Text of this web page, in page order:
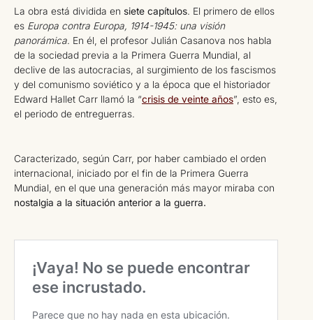
La obra está dividida en siete capítulos. El primero de ellos
es Europa contra Europa, 1914-1945: una visión
panorámica. En él, el profesor Julián Casanova nos habla
de la sociedad previa a la Primera Guerra Mundial, al
declive de las autocracias, al surgimiento de los fascismos
y del comunismo soviético y a la época que el historiador
Edward Hallet Carr llamó la “crisis de veinte años”, esto es,
el periodo de entreguerras.
Caracterizado, según Carr, por haber cambiado el orden
internacional, iniciado por el fin de la Primera Guerra
Mundial, en el que una generación más mayor miraba con
nostalgia a la situación anterior a la guerra.